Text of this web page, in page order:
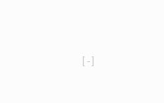
[-]